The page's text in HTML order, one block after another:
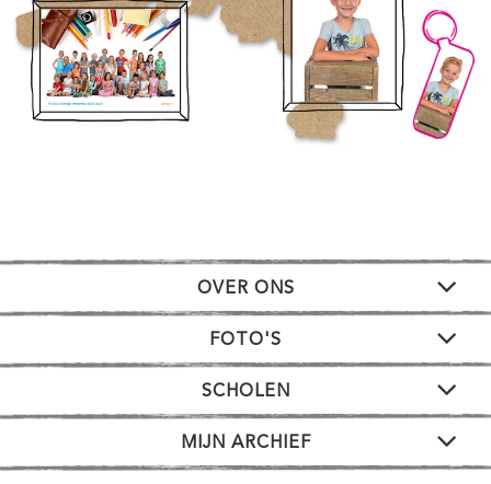
OVER ONS
FOTO'S
SCHOLEN
MIJN ARCHIEF